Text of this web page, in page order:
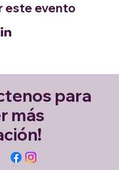
este evento
para
más